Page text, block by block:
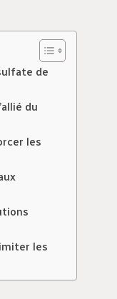
de
du
les
les